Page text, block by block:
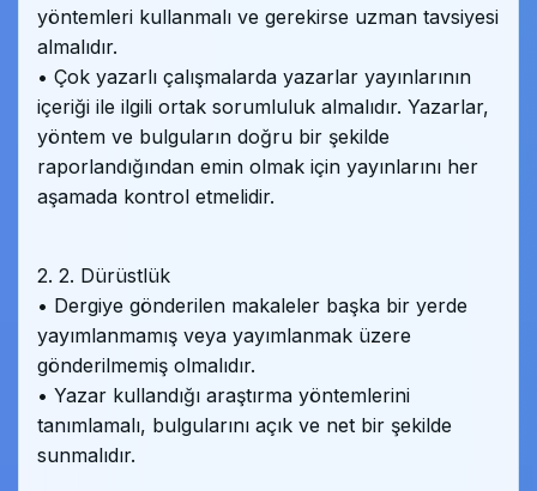
yöntemleri kullanmalı ve gerekirse uzman tavsiyesi
almalıdır.
• Çok yazarlı çalışmalarda yazarlar yayınlarının
içeriği ile ilgili ortak sorumluluk almalıdır. Yazarlar,
yöntem ve bulguların doğru bir şekilde
raporlandığından emin olmak için yayınlarını her
aşamada kontrol etmelidir.
2. 2. Dürüstlük
• Dergiye gönderilen makaleler başka bir yerde
yayımlanmamış veya yayımlanmak üzere
gönderilmemiş olmalıdır.
• Yazar kullandığı araştırma yöntemlerini
tanımlamalı, bulgularını açık ve net bir şekilde
sunmalıdır.